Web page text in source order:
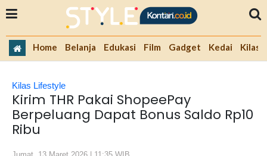
Home Belanja Edukasi Film Gadget Kedai Kilas
Kilas Lifestyle
Kirim THR Pakai ShopeePay
Berpeluang Dapat Bonus Saldo Rp10
Ribu